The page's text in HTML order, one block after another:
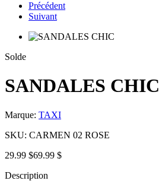
Précédent
Suivant
Solde
SANDALES CHIC
Marque: TAXI
SKU: CARMEN 02 ROSE
29.99 $69.99 $
Description